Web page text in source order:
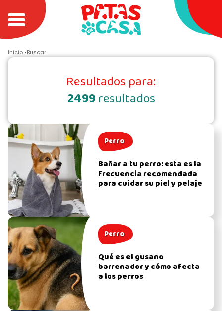
Inicio Buscar
Resultados para:
2499resultados
Perro
Bañar a tu perro: esta es la
frecuencia recomendada
para cuidar su piel y pelaje
Perro
Qué es el gusano
barrenador y cómo afecta
a los perros